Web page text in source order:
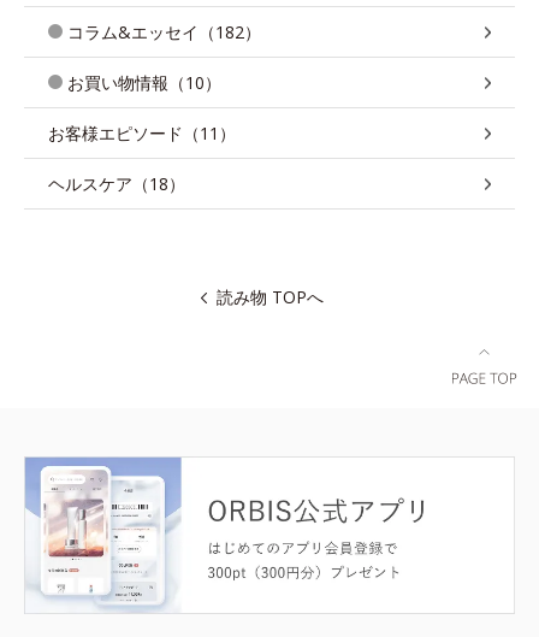
コラム&エッセイ（182）
お買い物情報（10）
お客様エピソード（11）
ヘルスケア（18）
読み物 TOPへ